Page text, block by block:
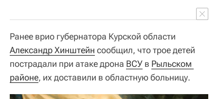
Ранее врио губернатора Курской области
Александр Хинштейн сообщил, что трое детей
пострадали при атаке дрона ВСУ в Рыльском
районе, их доставили в областную больницу.